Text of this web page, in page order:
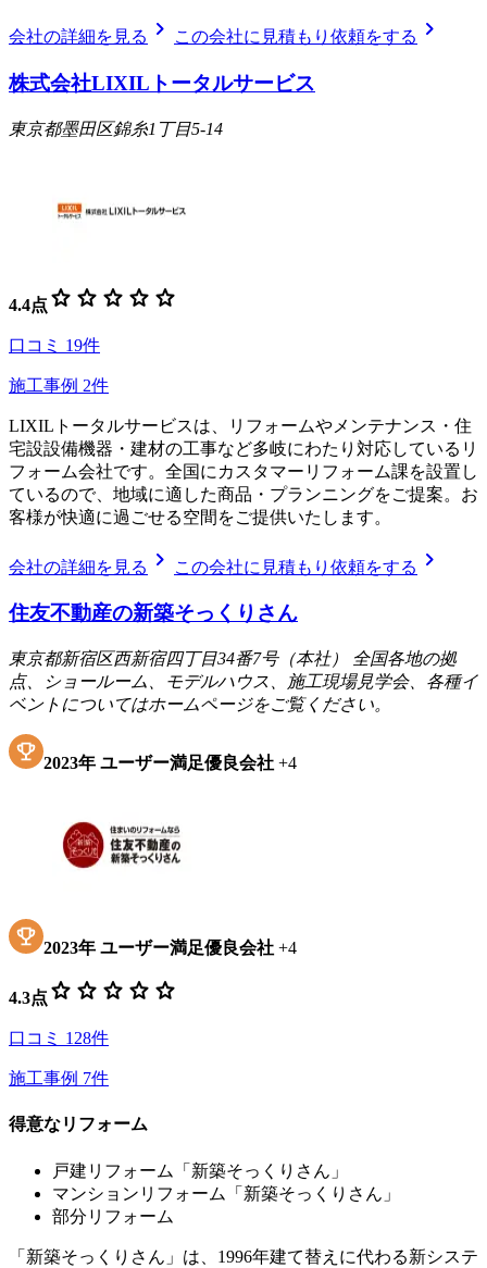
会社の詳細を見る chevron_right この会社に見積もり依頼をする chevron_right
株式会社LIXILトータルサービス
東京都墨田区錦糸1丁目5-14
4.4点 star star star star star
口コミ 19件
施工事例 2件
LIXILトータルサービスは、リフォームやメンテナンス・住
宅設設備機器・建材の工事など多岐にわたり対応しているリ
フォーム会社です。全国にカスタマーリフォーム課を設置し
ているので、地域に適した商品・プランニングをご提案。お
客様が快適に過ごせる空間をご提供いたします。
会社の詳細を見る chevron_right この会社に見積もり依頼をする chevron_right
住友不動産の新築そっくりさん
東京都新宿区西新宿四丁目34番7号（本社） 全国各地の拠
点、ショールーム、モデルハウス、施工現場見学会、各種イ
ベントについてはホームページをご覧ください。
2023年 ユーザー満足優良会社 +4
2023年 ユーザー満足優良会社 +4
4.3点 star star star star star
口コミ 128件
施工事例 7件
得意なリフォーム
戸建リフォーム「新築そっくりさん」
マンションリフォーム「新築そっくりさん」
部分リフォーム
「新築そっくりさん」は、1996年建て替えに代わる新システ